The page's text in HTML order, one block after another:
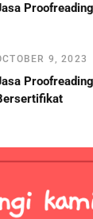
9, 2023